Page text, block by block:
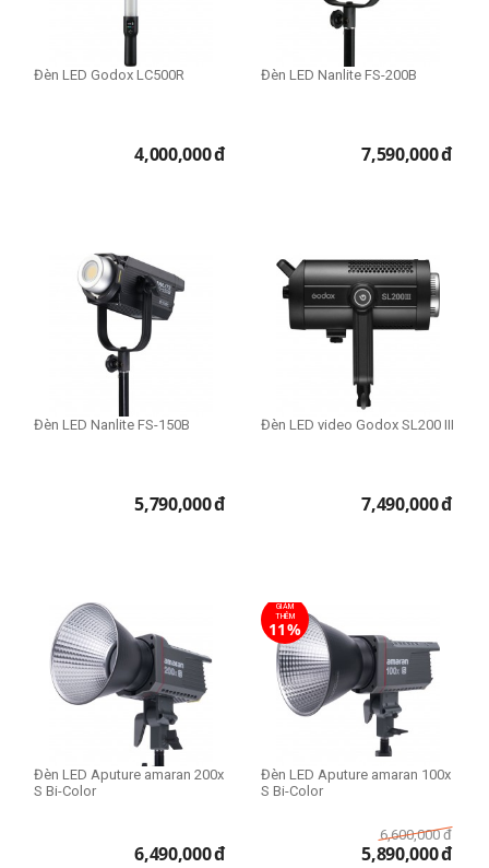
Đèn LED Godox LC500R
4,000,000đ
Đèn LED Nanlite FS-200B
7,590,000đ
Đèn LED Nanlite FS-150B
5,790,000đ
Đèn LED video Godox SL200 III
7,490,000đ
Đèn LED Aputure amaran 200x
S Bi-Color
6,490,000đ
GIẢM
THÊM
11%
Đèn LED Aputure amaran 100x
S Bi-Color
6,600,000 đ
5,890,000đ